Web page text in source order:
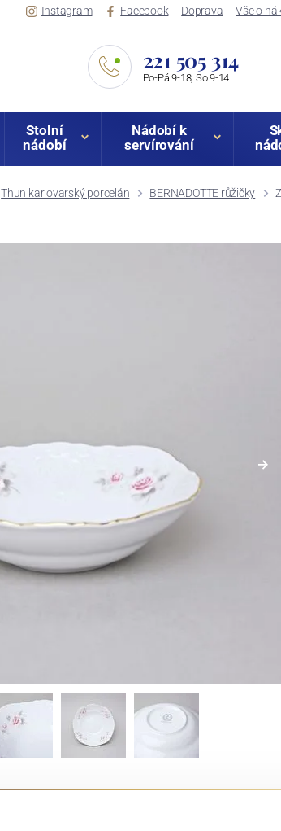
Instagram Facebook Doprava Vše o
221 505 314
Po-Pá 9-18, So 9-14
Stolní
nádobí
Nádobí k
servírování
Thun karlovarský porcelán BERNADOTTE růžičky